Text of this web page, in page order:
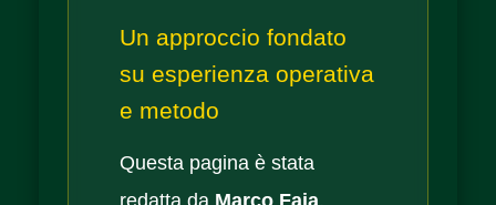
Un approccio fondato
su esperienza operativa
e metodo
Questa pagina è stata
redatta da Marco Faia,